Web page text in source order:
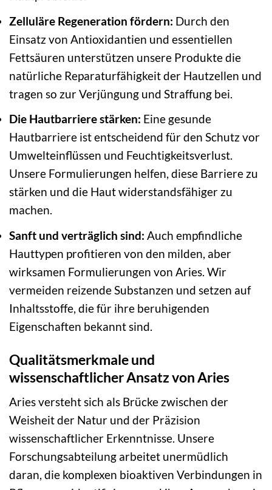
Zelluläre Regeneration fördern: Durch den
Einsatz von Antioxidantien und essentiellen
Fettsäuren unterstützen unsere Produkte die
natürliche Reparaturfähigkeit der Hautzellen und
tragen so zur Verjüngung und Straffung bei.
Die Hautbarriere stärken: Eine gesunde
Hautbarriere ist entscheidend für den Schutz vor
Umwelteinflüssen und Feuchtigkeitsverlust.
Unsere Formulierungen helfen, diese Barriere zu
stärken und die Haut widerstandsfähiger zu
machen.
Sanft und verträglich sind: Auch empfindliche
Hauttypen profitieren von den milden, aber
wirksamen Formulierungen von Aries. Wir
vermeiden reizende Substanzen und setzen auf
Inhaltsstoffe, die für ihre beruhigenden
Eigenschaften bekannt sind.
Qualitätsmerkmale und
wissenschaftlicher Ansatz von Aries
Aries versteht sich als Brücke zwischen der
Weisheit der Natur und der Präzision
wissenschaftlicher Erkenntnisse. Unsere
Forschungsabteilung arbeitet unermüdlich
daran, die komplexen bioaktiven Verbindungen in